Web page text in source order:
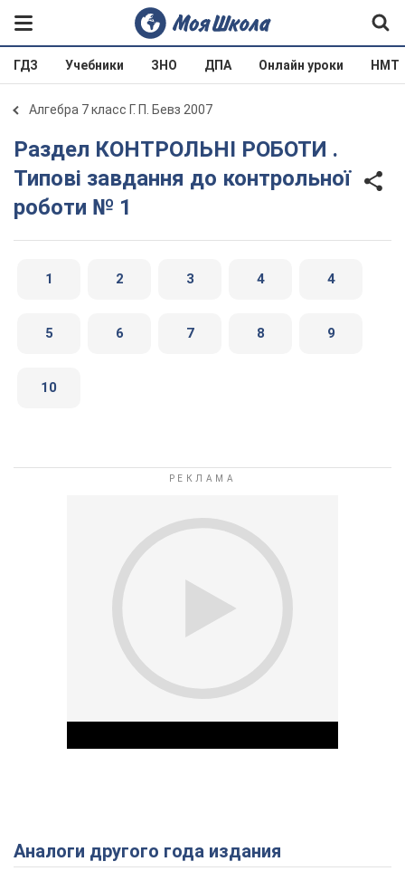
ГДЗ Учебники ЗНО ДПА Онлайн уроки НМТ
Алгебра 7 класс Г. П. Бевз 2007
Раздел КОНТРОЛЬНІ РОБОТИ .
Типові завдання до контрольної
роботи № 1
1 2 3 4 4
5 6 7 8 9
10
Play Video
Аналоги другого года издания